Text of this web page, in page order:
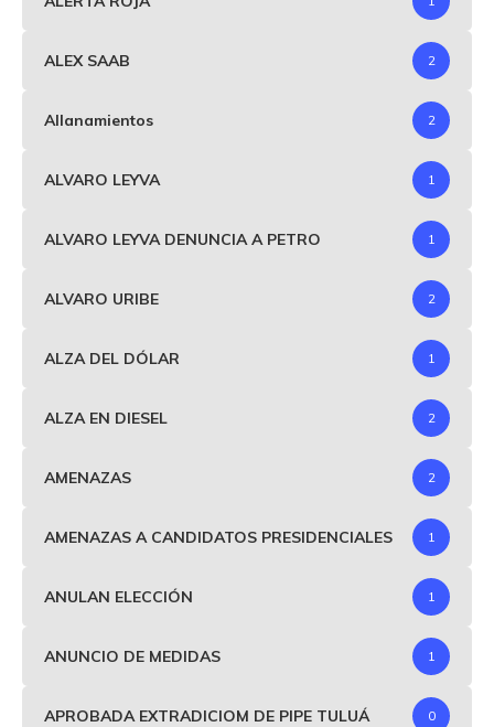
ALEX SAAB 2
Allanamientos 2
ALVARO LEYVA 1
ALVARO LEYVA DENUNCIA A PETRO 1
ALVARO URIBE 2
ALZA DEL DÓLAR 1
ALZA EN DIESEL 2
AMENAZAS 2
AMENAZAS A CANDIDATOS PRESIDENCIALES 1
ANULAN ELECCIÓN 1
ANUNCIO DE MEDIDAS 1
APROBADA EXTRADICIOM DE PIPE TULUÁ 0